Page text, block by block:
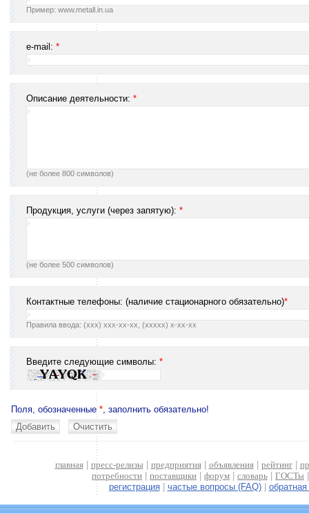
Пример: www.metall.in.ua
e-mail: *
Описание деятельности: *
(не более 800 символов)
Продукция, услуги (через запятую): *
(не более 500 символов)
Контактные телефоны: (наличие стационарного обязательно)*
Правила ввода: (xxx) xxx-xx-xx, (xxxxx) x-xx-xx
Введите следующие символы: *
Поля, обозначенные *, заполнить обязательно!
главная| пресс-релизы предприятия| объявления| рейтинг|
потребности
поставщики форум словарь ГОСТы
регистрация| частые вопросы (FAQ)| обратная